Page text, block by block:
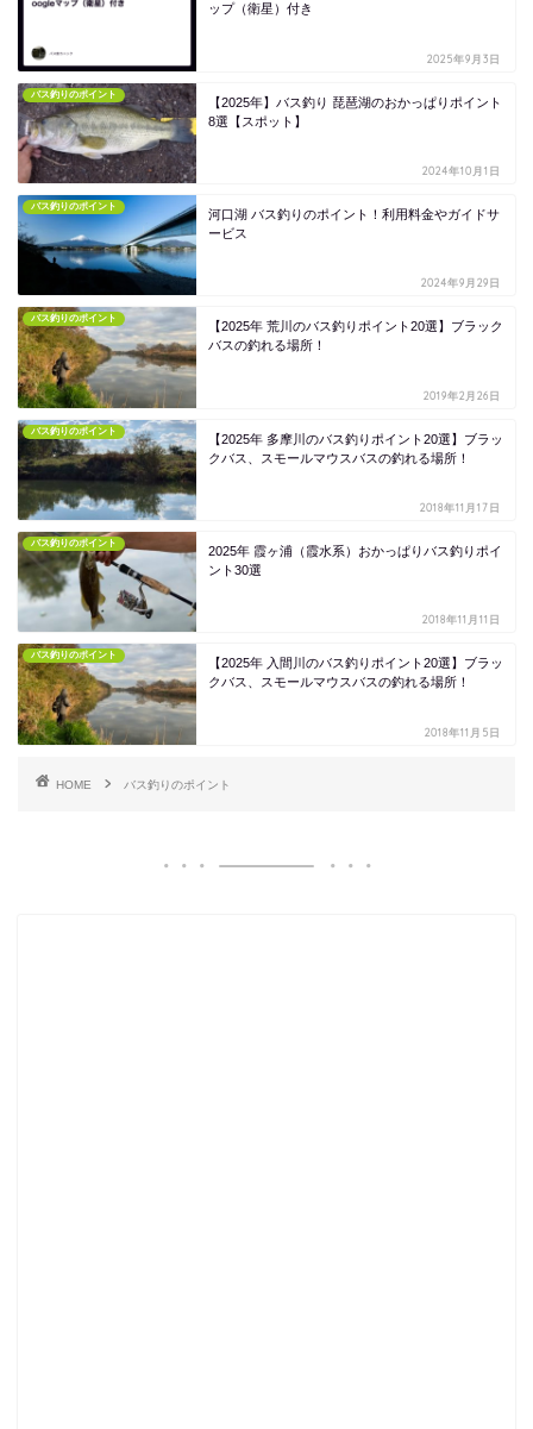
ップ（衛星）付き
2025年9月3日
バス釣りのポイント
【2025年】バス釣り 琵琶湖のおかっぱりポイント
8選【スポット】
2024年10月1日
バス釣りのポイント
河口湖 バス釣りのポイント！利用料金やガイドサ
ービス
2024年9月29日
バス釣りのポイント
【2025年 荒川のバス釣りポイント20選】ブラック
バスの釣れる場所！
2019年2月26日
バス釣りのポイント
【2025年 多摩川のバス釣りポイント20選】ブラッ
クバス、スモールマウスバスの釣れる場所！
2018年11月17日
バス釣りのポイント
2025年 霞ヶ浦（霞水系）おかっぱりバス釣りポイ
ント30選
2018年11月11日
バス釣りのポイント
【2025年 入間川のバス釣りポイント20選】ブラッ
クバス、スモールマウスバスの釣れる場所！
2018年11月5日
HOME バス釣りのポイント